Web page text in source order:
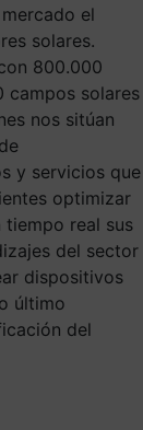
el
solares.
800.000
campos solares
nos sitúan
y servicios que
optimizar
real sus
del sector
dispositivos
último
del